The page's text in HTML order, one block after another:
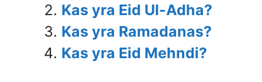
Kas yra Eid Ul-Adha?
Kas yra Ramadanas?
Kas yra Eid Mehndi?